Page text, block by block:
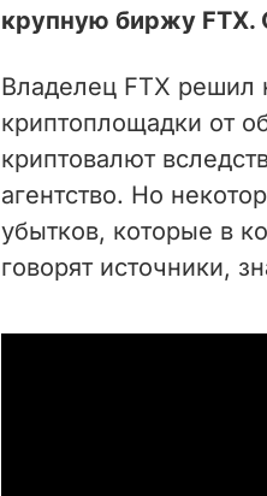
крупную биржу FTX.
Владелец FTX решил
криптоплощадки от
криптовалют
агентство. Но
убытков, которые в
говорят источники,